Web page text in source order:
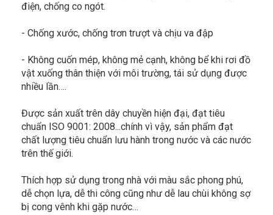
điện, chống co ngót.
- Chống xước, chống trơn trượt và chịu va đập
- Không cuốn mép, không mẻ cạnh, không bể khi rơi đồ
vật xuống thân thiện với môi trường, tái sử dụng được
nhiều lần….
Được sản xuất trên dây chuyền hiện đại, đạt tiêu
chuẩn ISO 9001: 2008...chính vì vậy, sản phẩm đạt
chất lượng tiêu chuẩn lưu hành trong nước và các nước
trên thế giới.
Thích hợp sử dụng trong nhà với màu sắc phong phú,
dễ chọn lựa, dễ thi công cũng như dễ lau chùi không sợ
bị cong vênh khi gặp nước…